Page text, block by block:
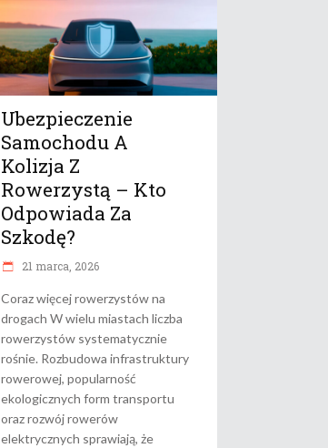
Ubezpieczenie
Samochodu A
Kolizja Z
Rowerzystą – Kto
Odpowiada Za
Szkodę?
21 marca, 2026
Coraz więcej rowerzystów na
drogach W wielu miastach liczba
rowerzystów systematycznie
rośnie. Rozbudowa infrastruktury
rowerowej, popularność
ekologicznych form transportu
oraz rozwój rowerów
elektrycznych sprawiają, że